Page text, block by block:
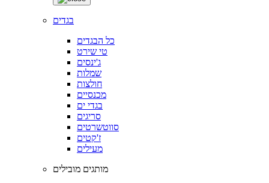
בגדים
כל הבגדים
טי שירט
ג'ינסים
שמלות
חולצות
מכנסיים
בגדי ים
סריגים
סווטשרטים
ז'קטים
מעילים
מותגים מובילים